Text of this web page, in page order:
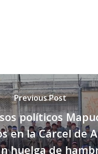
Previous Post
políticos
en la Cárcel de
huelga de